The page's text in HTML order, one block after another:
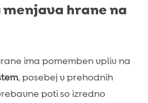
menjava hrane na
ima pomemben vpliv na
, posebej v prehodnih
poti so izredno